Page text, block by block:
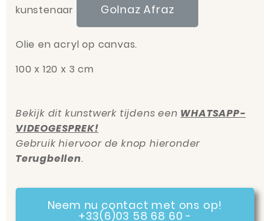
kunstenaar
Golnaz Afraz
Olie en acryl op canvas.
100 x 120 x 3 cm
Bekijk dit kunstwerk tijdens een WHATSAPP-
VIDEOGESPREK!
Gebruik hiervoor de knop hieronder
Terugbellen.
Neem nu contact met ons op!
+33(6)03 58 68 60 -